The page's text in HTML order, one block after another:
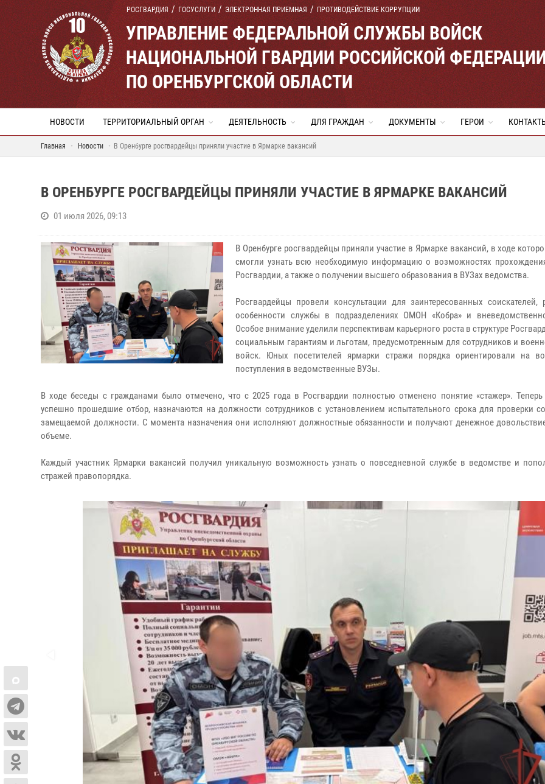
РОСГВАРДИЯ ГОСУСЛУГИ ЭЛЕКТРОННАЯ ПРИЕМНАЯ ПРОТИВОДЕЙСТВИЕ КОРРУПЦИИ
УПРАВЛЕНИЕ ФЕДЕРАЛЬНОЙ СЛУЖБЫ ВОЙСК
НАЦИОНАЛЬНОЙ ГВАРДИИ РОССИЙСКОЙ
ПО ОРЕНБУРГСКОЙ ОБЛАСТИ
НОВОСТИ ТЕРРИТОРИАЛЬНЫЙ ОРГАН ДЕЯТЕЛЬНОСТЬ ДЛЯ ГРАЖДАН ДОКУМЕНТЫ ГЕРОИ
Главная Новости В Оренбурге росгвардейцы приняли участие в Ярмарке вакансий
В ОРЕНБУРГЕ РОСГВАРДЕЙЦЫ ПРИНЯЛИ УЧАСТИЕ В ЯРМАРКЕ ВАКАНСИЙ
01 июля 2026, 09:13
В Оренбурге росгвардейцы приняли участие в Ярмарке вакансий, в ходе
смогли узнать всю необходимую информацию о возможностях
Росгвардии, а также о получении высшего образования в ВУЗах ведомства.
Росгвардейцы провели консультации для заинтересованных соискателей,
особенности службы в подразделениях ОМОН «Кобра» и
Особое внимание уделили перспективам карьерного роста в структуре
социальным гарантиям и льготам, предусмотренным для сотрудников и
войск. Юных посетителей ярмарки стражи порядка ориентировали на
поступления в ведомственные ВУЗы.
В ходе беседы с гражданами было отмечено, что с 2025 года в Росгвардии полностью отменено понятие «стажер». Теперь
успешно прошедшие отбор, назначаются на должности сотрудников с установлением испытательного срока для проверки
замещаемой должности. С момента назначения они исполняют должностные обязанности и получают денежное
объеме.
Каждый участник Ярмарки вакансий получил уникальную возможность узнать о повседневной службе в ведомстве и
стражей правопорядка.